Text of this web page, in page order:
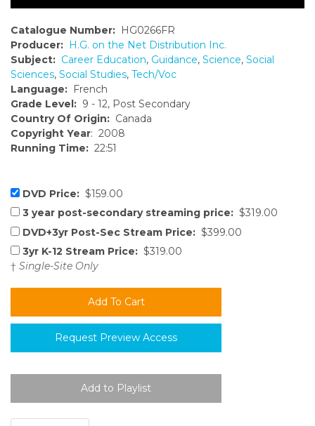
Catalogue Number: HG0266FR
Producer: H.G. on the Net Distribution Inc.
Subject: Career Education, Guidance, Science, Social
Sciences, Social Studies, Tech/Voc
Language: French
Grade Level: 9 - 12, Post Secondary
Country Of Origin: Canada
Copyright Year: 2008
Running Time: 22:51
DVD Price: $159.00
3 year post-secondary streaming price: $319.00
DVD+3yr Post-Sec Stream Price: $399.00
3yr K-12 Stream Price: $319.00
† Single-Site Only
Request Preview Access